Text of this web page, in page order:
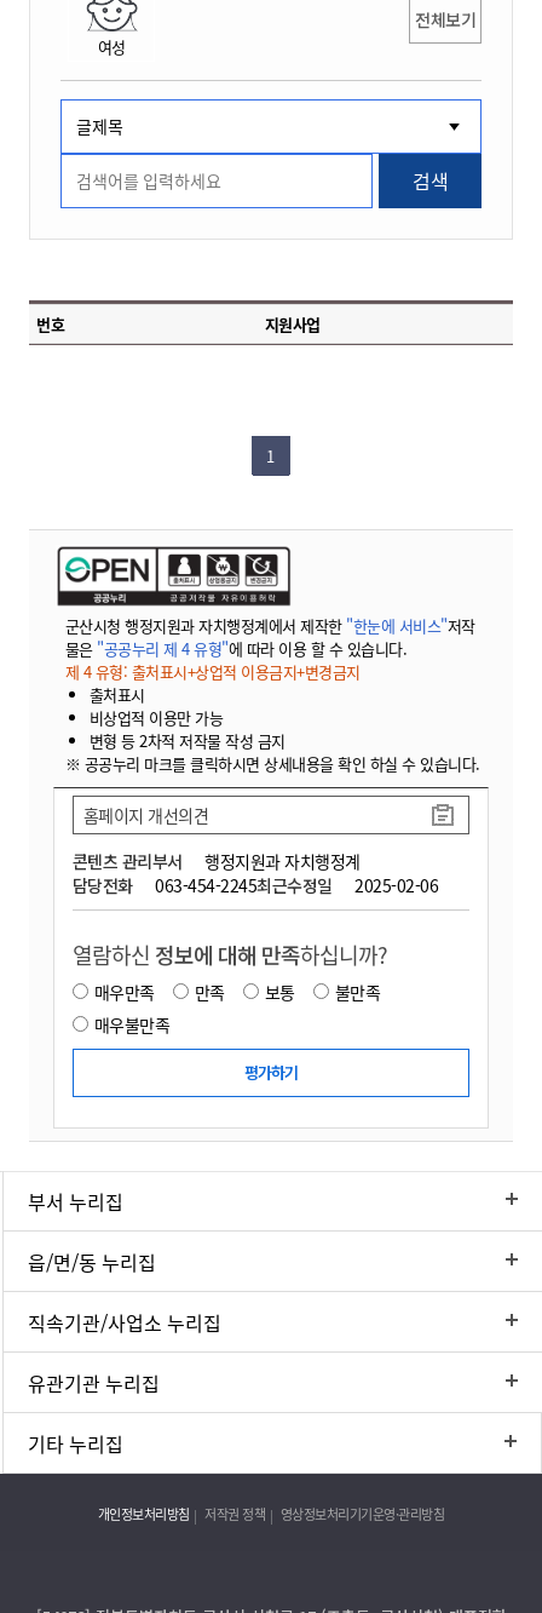
여성
전체보기
검색
번호 지원사업
1
군산시청 행정지원과 자치행정계에서 제작한 "한눈에 서비스"저작
물은 "공공누리 제 4 유형"에 따라 이용 할 수 있습니다.
제 4 유형: 출처표시+상업적 이용금지+변경금지
출처표시
비상업적 이용만 가능
변형 등 2차적 저작물 작성 금지
※ 공공누리 마크를 클릭하시면 상세내용을 확인 하실 수 있습니다.
콘텐츠 관리부서
행정지원과 자치행정계
담당전화
063-454-2245최근수정일 2025-02-06
홈페이지 개선의견
열람하신 정보에 대해 만족하십니까?
매우만족 만족 보통
불만족
매우불만족
부서 누리집
읍/면/동 누리집
직속기관/사업소 누리집
유관기관 누리집
기타 누리집
개인정보처리방침 저작권 정책 영상정보처리기기운영·관리방침